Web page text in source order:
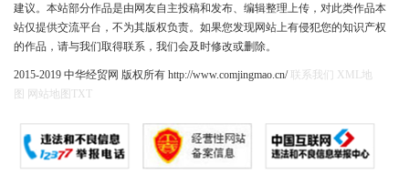
建议。本站部分作品是由网友自主投稿和发布、编辑整理上传，对此类作品本
站仅提供交流平台，不为其版权负责。如果您发现网站上有侵犯您的知识产权
的作品，请与我们取得联系，我们会及时修改或删除。
2015-2019 中华经贸网 版权所有 http://www.comjingmao.cn/ 联系我们 XML地
图
网站地图 TXT